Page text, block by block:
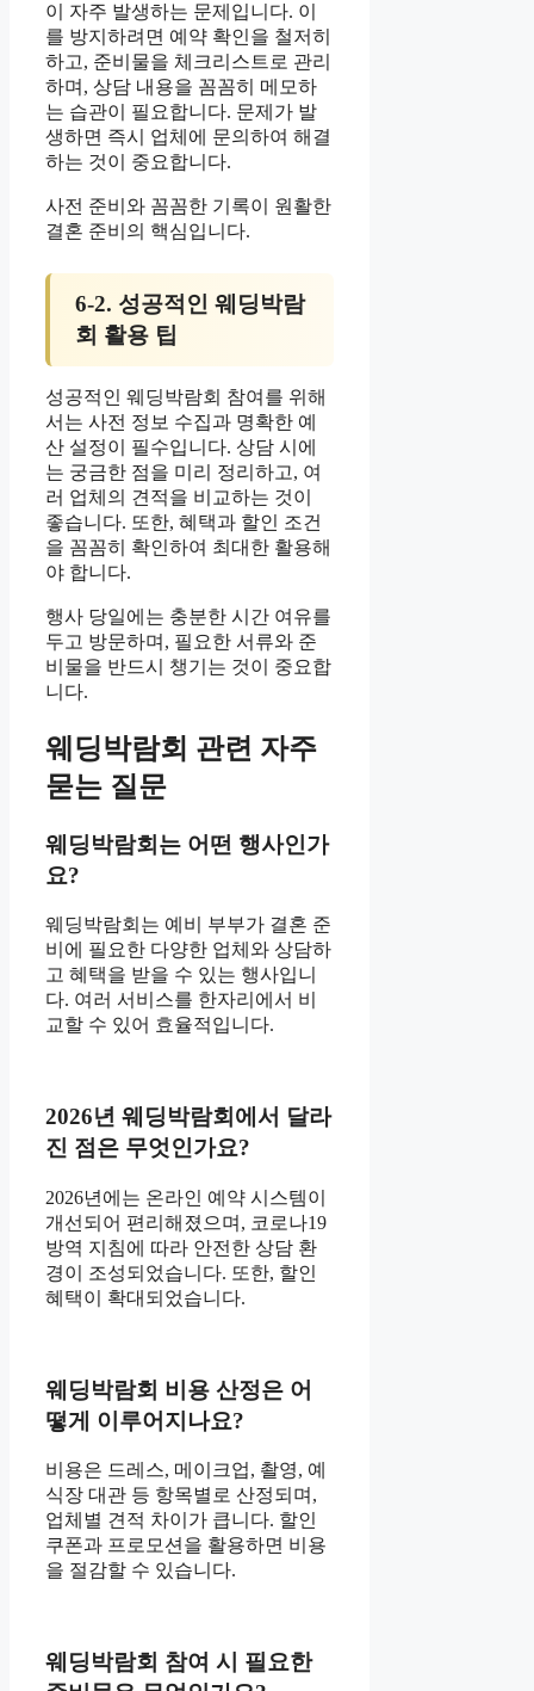
이 자주 발생하는 문제입니다. 이
를 방지하려면 예약 확인을 철저히
하고, 준비물을 체크리스트로 관리
하며, 상담 내용을 꼼꼼히 메모하
는 습관이 필요합니다. 문제가 발
생하면 즉시 업체에 문의하여 해결
하는 것이 중요합니다.
사전 준비와 꼼꼼한 기록이 원활한
결혼 준비의 핵심입니다.
6-2. 성공적인 웨딩박람
회 활용 팁
성공적인 웨딩박람회 참여를 위해
서는 사전 정보 수집과 명확한 예
산 설정이 필수입니다. 상담 시에
는 궁금한 점을 미리 정리하고, 여
러 업체의 견적을 비교하는 것이
좋습니다. 또한, 혜택과 할인 조건
을 꼼꼼히 확인하여 최대한 활용해
야 합니다.
행사 당일에는 충분한 시간 여유를
두고 방문하며, 필요한 서류와 준
비물을 반드시 챙기는 것이 중요합
니다.
웨딩박람회 관련 자주
묻는 질문
웨딩박람회는 어떤 행사인가
요?
웨딩박람회는 예비 부부가 결혼 준
비에 필요한 다양한 업체와 상담하
고 혜택을 받을 수 있는 행사입니
다. 여러 서비스를 한자리에서 비
교할 수 있어 효율적입니다.
2026년 웨딩박람회에서 달라
진 점은 무엇인가요?
2026년에는 온라인 예약 시스템이
개선되어 편리해졌으며, 코로나19
방역 지침에 따라 안전한 상담 환
경이 조성되었습니다. 또한, 할인
혜택이 확대되었습니다.
웨딩박람회 비용 산정은 어
떻게 이루어지나요?
비용은 드레스, 메이크업, 촬영, 예
식장 대관 등 항목별로 산정되며,
업체별 견적 차이가 큽니다. 할인
쿠폰과 프로모션을 활용하면 비용
을 절감할 수 있습니다.
웨딩박람회 참여 시 필요한